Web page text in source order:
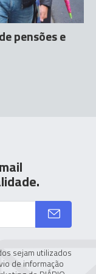
pensões e
sejam utilizados
de informação